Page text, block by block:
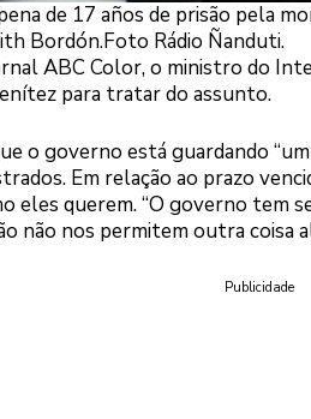
de 17 años de prisão pela
Bordón.Foto Rádio Ñanduti.
ABC Color, o ministro do
para tratar do assunto.
o governo está guardando
Em relação ao prazo
eles querem. “O governo tem
não nos permitem outra coisa
Publicidade